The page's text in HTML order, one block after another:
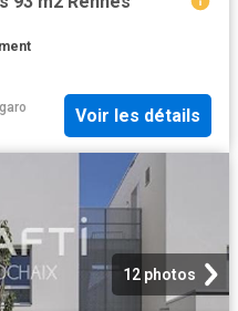
Voir les détails
12 photos